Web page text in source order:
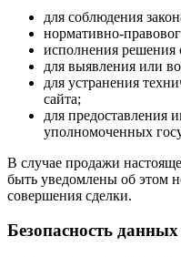
для соблюдения
нормативно-
исполнения решения
для выявления или
для устранения
сайта;
для предоставления
уполномоченных
В случае продажи
быть уведомлены об этом
совершения сделки.
Безопасность данных